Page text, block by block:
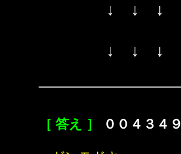
↓ ↓ ↓
↓ ↓ ↓
［ 答え ］ ００４３４９